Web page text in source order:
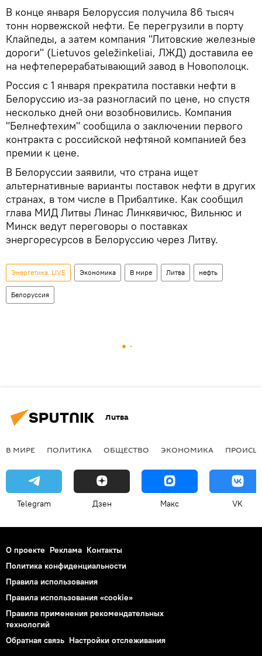
В конце января Белоруссия получила 86 тысяч
тонн норвежской нефти. Ее перегрузили в порту
Клайпеды, а затем компания "Литовские железные
дороги" (Lietuvos geležinkeliai, ЛЖД) доставила ее
на нефтеперерабатывающий завод в Новополоцк.
Россия с 1 января прекратила поставки нефти в
Белоруссию из-за разногласий по цене, но спустя
несколько дней они возобновились. Компания
"Белнефтехим" сообщила о заключении первого
контракта с российской нефтяной компанией без
премии к цене.
В Белоруссии заявили, что страна ищет
альтернативные варианты поставок нефти в других
странах, в том числе в Прибалтике. Как сообщил
глава МИД Литвы Линас Линкявичюс, Вильнюс и
Минск ведут переговоры о поставках
энергоресурсов в Белоруссию через Литву.
Энергетика. LIVE Экономика В мире Литва нефть
Белоруссия
Литва
В МИРЕ ПОЛИТИКА ОБЩЕСТВО ЭКОНОМИКА
Telegram Дзен Макс VK
О проекте Реклама Контакты
Политика конфиденциальности
Правила использования
Правила использования «cookie»
Правила применения рекомендательных
технологий
Обратная связь Настройки отслеживания